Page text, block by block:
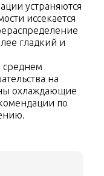
устраняются
иссекается
гладкий и
среднем
на
охлаждающие
по